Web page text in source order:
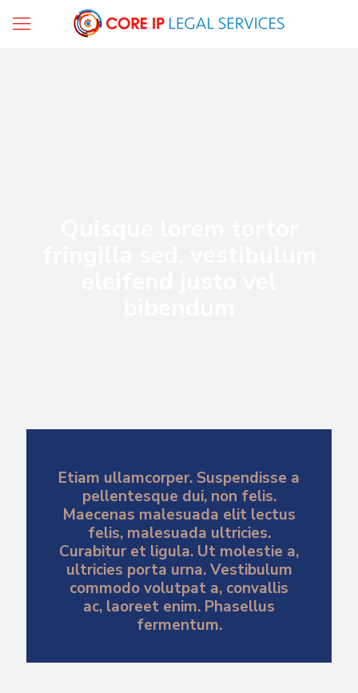
Etiam ullamcorper. Suspendisse a
pellentesque dui, non felis.
Maecenas malesuada elit lectus
felis, malesuada ultricies.
Curabitur et ligula. Ut molestie a,
ultricies porta urna. Vestibulum
commodo volutpat a, convallis
ac, laoreet enim. Phasellus
fermentum.